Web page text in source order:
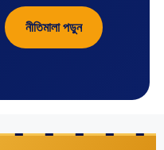
নীতিমালা পড়ুন